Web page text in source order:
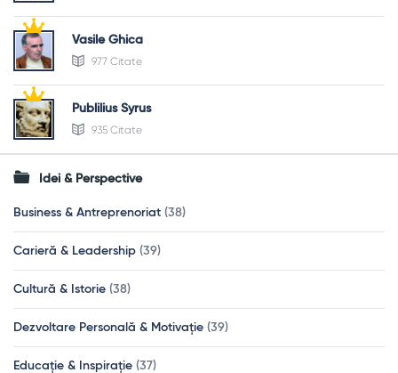
Vasile Ghica
977 Citate
Publilius Syrus
935 Citate
Idei & Perspective
Business & Antreprenoriat (38)
Carieră & Leadership (39)
Cultură & Istorie (38)
Dezvoltare Personală & Motivație (39)
Educație & Inspirație (37)